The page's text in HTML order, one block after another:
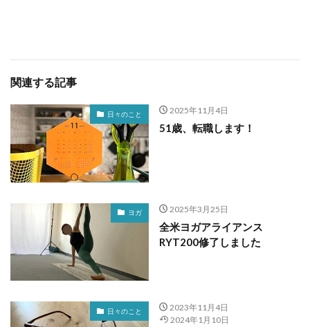
関連する記事
日々のこと 2025年11月4日
51歳、転職します！
ヨガ 2025年3月25日
全米ヨガアライアンス
RYT200修了しました
日々のこと
2023年11月4日
2024年1月10日